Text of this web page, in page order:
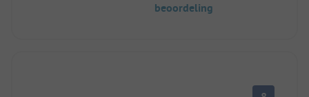
beoordeling